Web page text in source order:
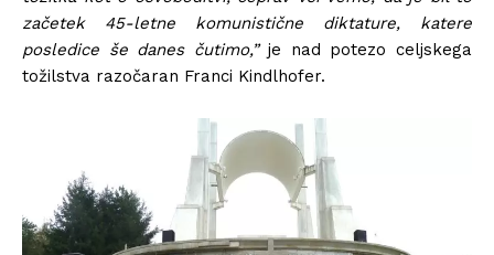
začetek 45-letne komunistične diktature, katere
posledice še danes čutimo,”je nad potezo celjskega
tožilstva razočaran Franci Kindlhofer.